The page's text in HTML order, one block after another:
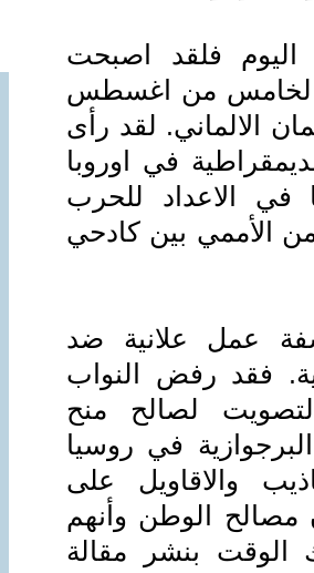
اليوم فلقد اصبحت
الخامس من اغسطس
الالماني. لقد رأى
في اوروبا
في الاعداد للحرب
الأممي بين كادحي
عمل علانية ضد
فقد رفض النواب
لصالح منح
في روسيا
والاقاويل على
مصالح الوطن وأنهم
الوقت بنشر مقالة